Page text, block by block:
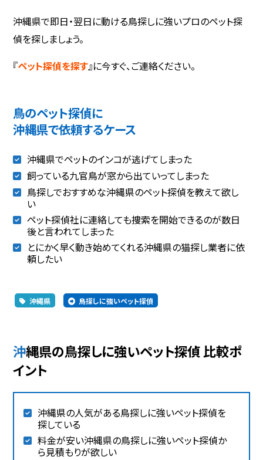
沖縄県で即日・翌日に動ける鳥探しに強いプロのペット探
偵を探しましょう。
『ペット探偵を探す』に今すぐ、ご連絡ください。
鳥のペット探偵に
沖縄県で依頼するケース
沖縄県でペットのインコが逃げてしまった
飼っている九官鳥が窓から出ていってしまった
鳥探しでおすすめな沖縄県のペット探偵を教えて欲し
い
ペット探偵社に連絡しても捜索を開始できるのが数日
後と言われてしまった
とにかく早く動き始めてくれる沖縄県の猫探し業者に依
頼したい
沖縄県 鳥探しに強いペット探偵
沖縄県の鳥探しに強いペット探偵 比較ポ
イント
沖縄県の人気がある鳥探しに強いペット探偵を
探している
料金が安い沖縄県の鳥探しに強いペット探偵か
ら見積もりが欲しい